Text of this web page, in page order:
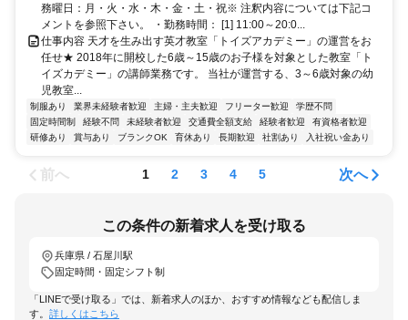
務曜日：月・火・水・木・金・土・祝※ 注釈内容については下記コ
メントを参照下さい。 ・勤務時間： [1] 11:00～20:0...
仕事内容 天才を生み出す英才教室「トイズアカデミー」の運営をお
任せ★ 2018年に開校した6歳～15歳のお子様を対象とした教室「ト
イズカデミー」の講師業務です。 当社が運営する、3～6歳対象の幼
児教室...
制服あり 業界未経験者歓迎 主婦・主夫歓迎 フリーター歓迎
学歴不問
固定時間制
経験不問 未経験者歓迎 交通費全額支給 経験者歓迎
有資格者歓迎
研修あり
賞与あり ブランクOK 育休あり 長期歓迎 社割あり 入社祝い金あり
前へ 1 2 3 4 5 次へ
この条件の新着求人を受け取る
兵庫県 / 石屋川駅
固定時間・固定シフト制
「LINEで受け取る」では、新着求人のほか、おすすめ情報なども配信しま
す。 詳しくはこちら